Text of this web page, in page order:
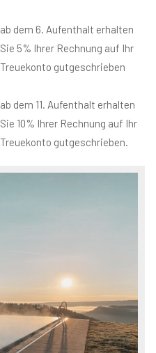
ab dem 6. Aufenthalt erhalten
Sie 5% Ihrer Rechnung auf Ihr
Treuekonto gutgeschrieben
ab dem 11. Aufenthalt erhalten
Sie 10% Ihrer Rechnung auf Ihr
Treuekonto gutgeschrieben.